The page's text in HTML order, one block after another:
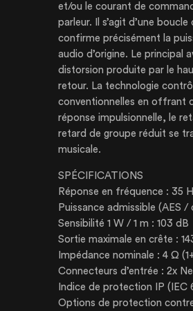
et/ou le courant de
parleur. Il s’agit d’une
confirme précisément la
audio d’origine. Le principal
distorsion produite par le
retour. La technologie
conventionnelles en offrant
réponse impulsionnelle, le
retard de groupe réduit se
musicale.
SPÉCIFICATIONS
Réponse en fréquence : 35
Puissance admissible (AES
Sensibilité 1 W / 1 m : 103 dB
Sortie maximale en crête :
Impédance nominale : 4 Ω
Connecteurs d’entrée : 2x
Indice de protection IP (IEC
Options de protection